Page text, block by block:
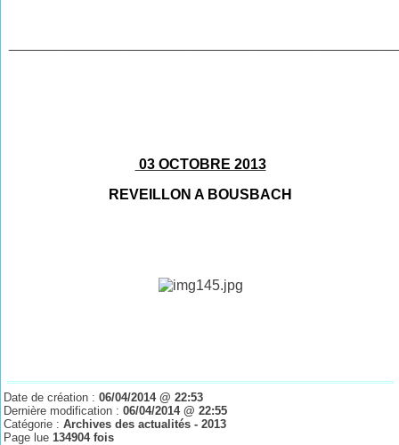
03 OCTOBRE 2013
REVEILLON A BOUSBACH
Date de création :06/04/2014 @ 22:53
Dernière modification :06/04/2014 @ 22:55
Catégorie :Archives des actualités - 2013
Page lue134904 fois